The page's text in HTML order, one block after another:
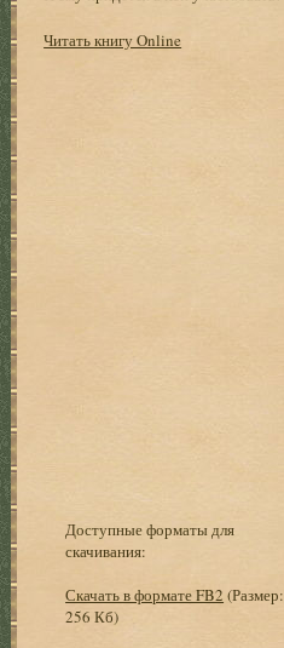
Читать книгу Online
Доступные форматы для
скачивания:
Скачать в формате FB2 (Размер:
256 Кб)